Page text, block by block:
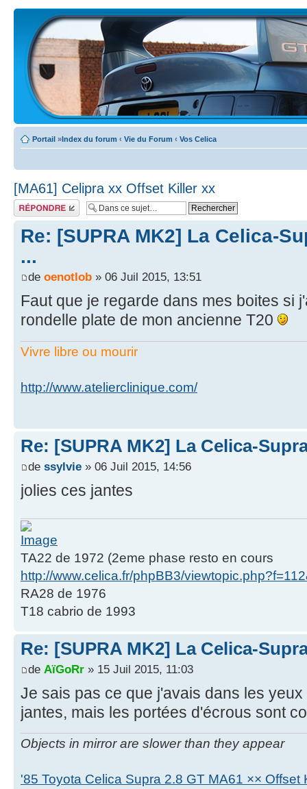
Portail »Index du forum ‹ Vie du Forum ‹ Vos Celica
[MA61] Celipra xx Offset Killer xx
Écrire un
commentaire
Re: [SUPRA MK2] La Celica-
...
de oenotlob » 06 Juil 2015, 13:51
Faut que je regarde dans mes boites si
rondelle plate de mon ancienne T20
Vivre libre ou mourir
http://www.atelierclinique.com/
Re: [SUPRA MK2] La Celica-
de ssylvie » 06 Juil 2015, 14:56
jolies ces jantes
TA22 de 1972 (2eme phase resto en cours
http://www.celica.fr/phpBB3/
RA28 de 1976
T18 cabrio de 1993
Re: [SUPRA MK2] La Celica-
de AïGoRr » 15 Juil 2015, 11:03
Je sais pas ce que j'avais dans les
jantes, mais les portées d'écrous sont
Objects in mirror are slower than they appear
'85 Toyota Celica Supra 2.8 GT MA61 ×× Offset